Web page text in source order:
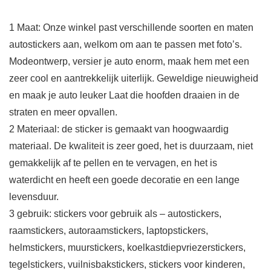
1 Maat: Onze winkel past verschillende soorten en maten
autostickers aan, welkom om aan te passen met foto’s.
Modeontwerp, versier je auto enorm, maak hem met een
zeer cool en aantrekkelijk uiterlijk. Geweldige nieuwigheid
en maak je auto leuker Laat die hoofden draaien in de
straten en meer opvallen.
2 Materiaal: de sticker is gemaakt van hoogwaardig
materiaal. De kwaliteit is zeer goed, het is duurzaam, niet
gemakkelijk af te pellen en te vervagen, en het is
waterdicht en heeft een goede decoratie en een lange
levensduur.
3 gebruik: stickers voor gebruik als – autostickers,
raamstickers, autoraamstickers, laptopstickers,
helmstickers, muurstickers, koelkastdiepvriezerstickers,
tegelstickers, vuilnisbakstickers, stickers voor kinderen,